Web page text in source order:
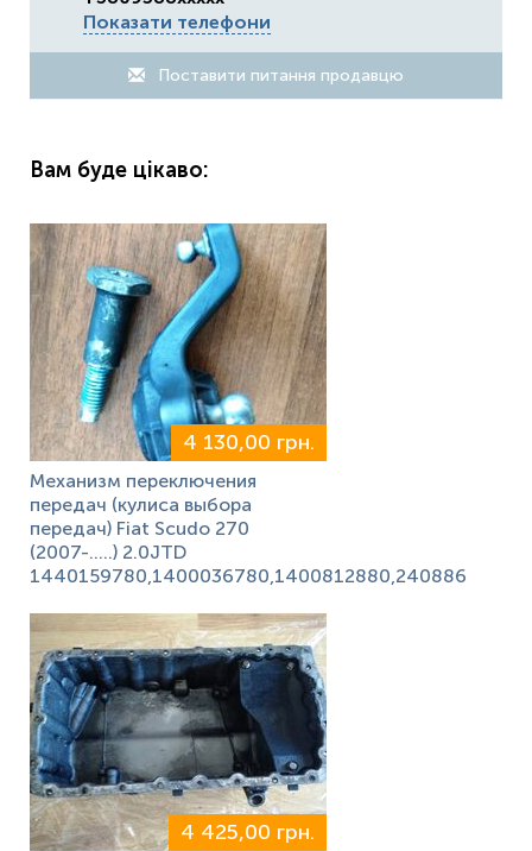
Показати телефони
Поставити питання продавцю
Вам буде цікаво:
4 130,00 грн.
Механизм переключения
передач (кулиса выбора
передач) Fiat Scudo 270
(2007-.....) 2.0JTD
1440159780,1400036780,1400812880,240886
4 425,00 грн.